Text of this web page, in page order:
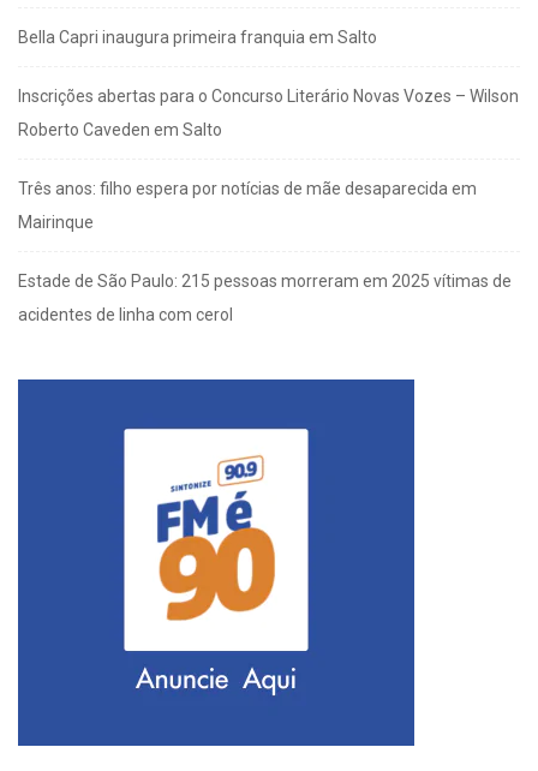
Bella Capri inaugura primeira franquia em Salto
Inscrições abertas para o Concurso Literário Novas Vozes – Wilson
Roberto Caveden em Salto
Três anos: filho espera por notícias de mãe desaparecida em
Mairinque
Estade de São Paulo: 215 pessoas morreram em 2025 vítimas de
acidentes de linha com cerol